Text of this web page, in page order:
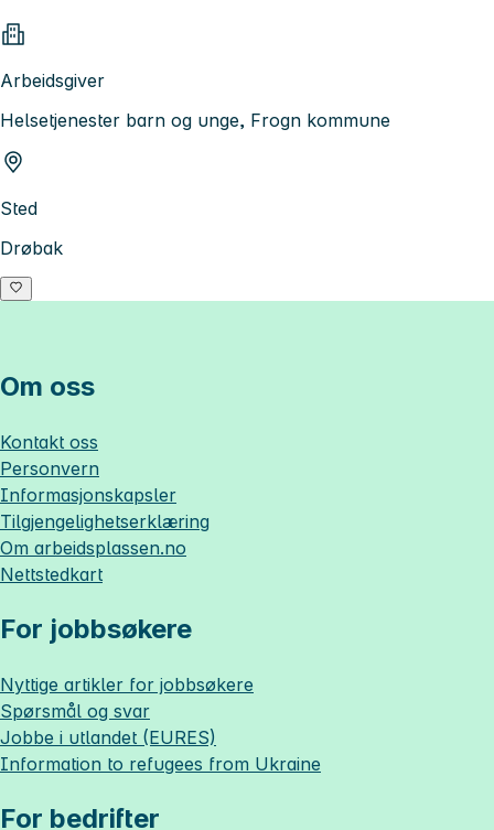
Arbeidsgiver
Helsetjenester barn og unge, Frogn kommune
Sted
Drøbak
Om oss
Kontakt oss
Personvern
Informasjonskapsler
Tilgjengelighetserklæring
Om arbeidsplassen.no
Nettstedkart
For jobbsøkere
Nyttige artikler for jobbsøkere
Spørsmål og svar
Jobbe i utlandet (EURES)
Information to refugees from Ukraine
For bedrifter